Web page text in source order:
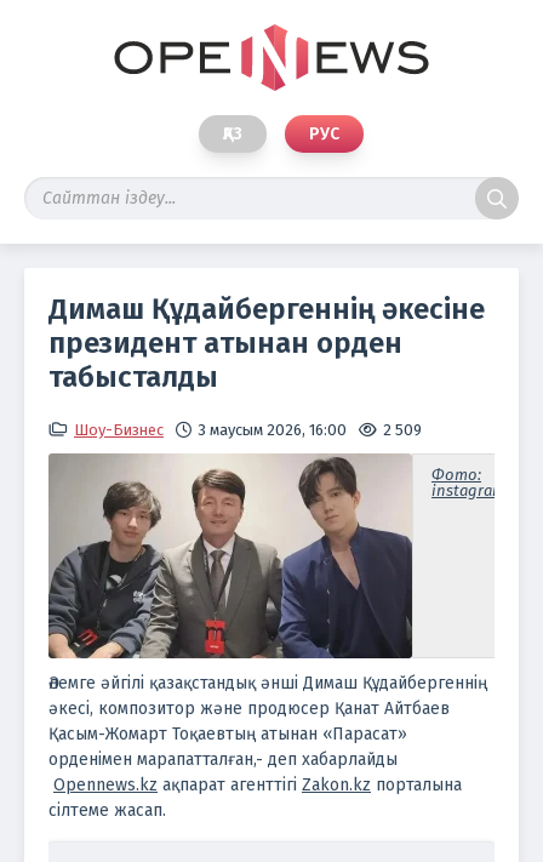
ҚАЗ РУС
Димаш Құдайбергеннің әкесіне
президент атынан орден
табысталды
Шоу-Бизнес 3 маусым 2026, 16:00 2 509
Фото:
instagram/
Әлемге әйгілі қазақстандық әнші Димаш Құдайбергеннің
әкесі, композитор және продюсер Қанат Айтбаев
Қасым-Жомарт Тоқаевтың атынан «Парасат»
орденімен марапатталған,- деп хабарлайды
Оpennews.kz ақпарат агенттігі Zakon.kz порталына
сілтеме жасап.